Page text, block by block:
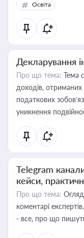
Освіта
Декларування
Про що тема: Тема
доходів,
податкових
уникнення
Telegram
кейси,
Про що тема:
коментарі
- все, про що